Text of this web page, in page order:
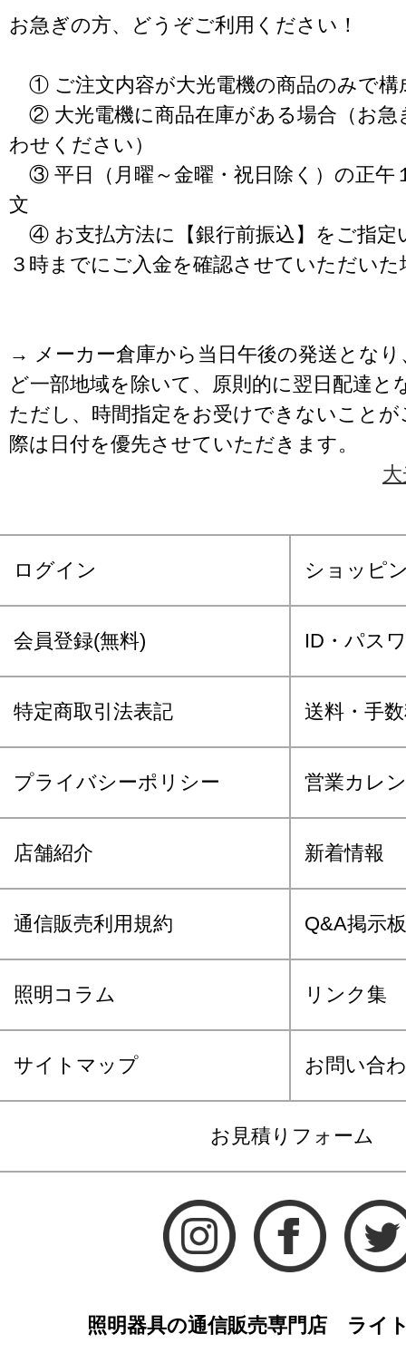
お急ぎの方、どうぞご利用ください！
① ご注文内容が大光電機の商品のみで構
② 大光電機に商品在庫がある場合（お急
わせください）
③ 平日（月曜～金曜・祝日除く）の正午
文
④ お支払方法に【銀行前振込】をご指定
３時までにご入金を確認させていただいた
→ メーカー倉庫から当日午後の発送となり
ど一部地域を除いて、原則的に翌日配達と
ただし、時間指定をお受けできないこと
際は日付を優先させていただきます。
ログイン ショッピ
会員登録(無料) ID・パス
特定商取引法表記 送料・手
プライバシーポリシー 営業カレ
店舗紹介 新着情報
通信販売利用規約 Q&A掲示板
照明コラム リンク集
サイトマップ お問い合
お見積りフォーム
照明器具の通信販売専門店 ライ